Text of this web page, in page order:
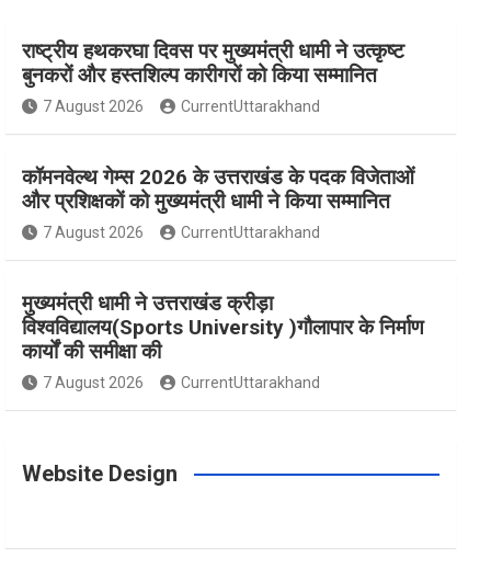
e
b
o
o
k
t
a
g
r
a
m
t
e
r
e
s
t
t
t
e
r
u
b
e
राष्ट्रीय हथकरघा दिवस पर मुख्यमंत्री धामी ने उत्कृष्ट
बुनकरों और हस्तशिल्प कारीगरों को किया सम्मानित
7 August 2026 CurrentUttarakhand
कॉमनवेल्थ गेम्स 2026 के उत्तराखंड के पदक विजेताओं
और प्रशिक्षकों को मुख्यमंत्री धामी ने किया सम्मानित
7 August 2026 CurrentUttarakhand
मुख्यमंत्री धामी ने उत्तराखंड क्रीड़ा
विश्वविद्यालय(Sports University )गौलापार के निर्माण
कार्यों की समीक्षा की
7 August 2026 CurrentUttarakhand
Website Design